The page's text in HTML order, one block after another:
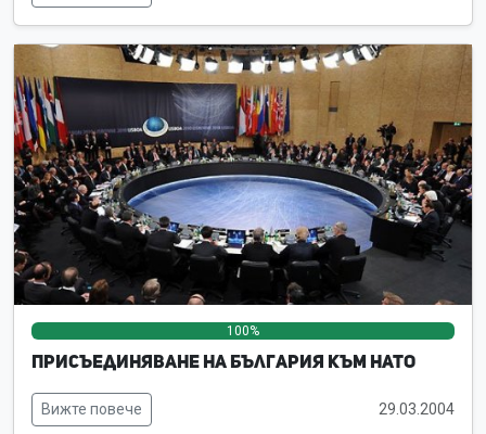
100%
Присъединяване на България към НАТО
Вижте повече 29.03.2004